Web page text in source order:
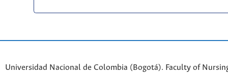
Universidad Nacional de Colombia (Bogotá). Faculty of